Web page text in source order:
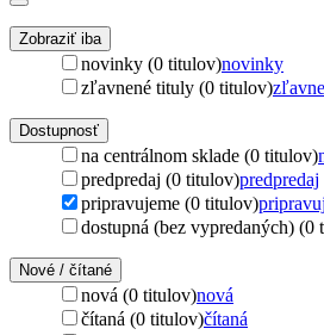
Zobraziť iba
novinky (0 titulov)novinky
zľavnené tituly (0 titulov)
Dostupnosť
na centrálnom sklade (0 titulov)
predpredaj (0 titulov)predpredaj
pripravujeme (0 titulov)
dostupná (bez vypredaných) (0
Nové / čítané
nová (0 titulov)nová
čítaná (0 titulov)čítaná